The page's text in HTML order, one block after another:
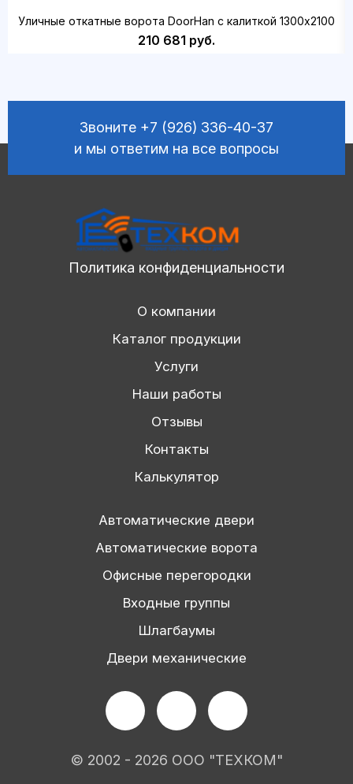
Уличные откатные ворота DoorHan с калиткой 1300х2100
210 681 руб.
Звоните +7 (926) 336-40-37
и мы ответим на все вопросы
Политика конфиденциальности
О компании
Каталог продукции
Услуги
Наши работы
Отзывы
Контакты
Калькулятор
Автоматические двери
Автоматические ворота
Офисные перегородки
Входные группы
Шлагбаумы
Двери механические
© 2002 - 2026 ООО "ТЕХКОМ"